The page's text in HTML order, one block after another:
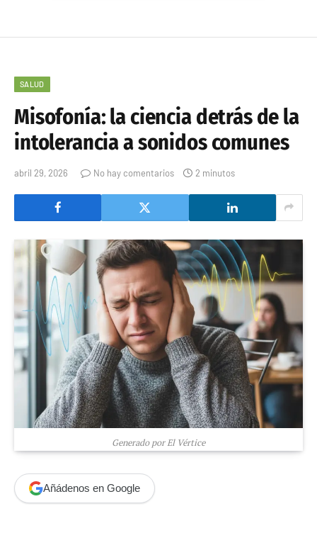
SALUD
Misofonía: la ciencia detrás de la
intolerancia a sonidos comunes
abril 29, 2026 No hay comentarios 2 minutos
Generado por El Vértice
Añádenos en Google